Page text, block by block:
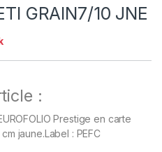
GRAIN7/10 JNE
:
Prestige en carte
jaune.Label : PEFC